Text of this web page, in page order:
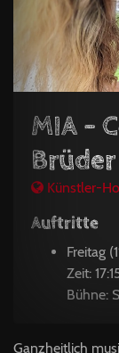
MIA -
Künstler-
Auftritte
Freitag
Zeit:
Bühne:
Ganzheitlich